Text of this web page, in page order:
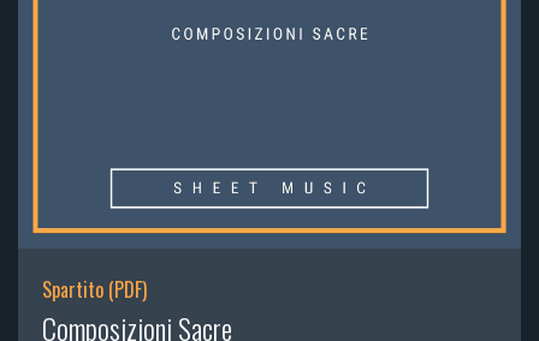
Spartito (PDF)
Composizioni Sacre